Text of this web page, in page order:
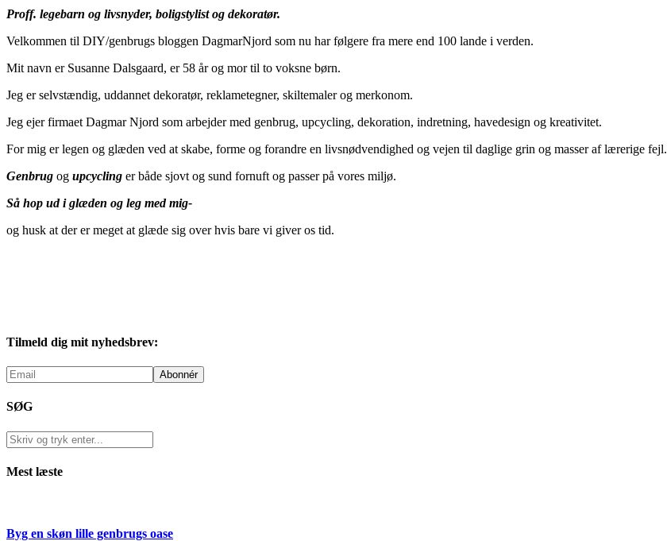
Proff. legebarn og livsnyder, boligstylist og dekoratør.
Velkommen til DIY/genbrugs bloggen DagmarNjord som nu har følgere fra mere end 100 lande i verden.
Mit navn er Susanne Dalsgaard, er 58 år og mor til to voksne børn.
Jeg er selvstændig, uddannet dekoratør, reklametegner, skiltemaler og merkonom.
Jeg ejer firmaet Dagmar Njord som arbejder med genbrug, upcycling, dekoration, indretning, havedesign og kreativitet.
For mig er legen og glæden ved at skabe, forme og forandre en livsnødvendighed og vejen til daglige grin og masser af lærerige fejl.
Genbrug og upcycling er både sjovt og sund fornuft og passer på vores miljø.
Så hop ud i glæden og leg med mig-
og husk at der er meget at glæde sig over hvis bare vi giver os tid.
Tilmeld dig mit nyhedsbrev:
SØG
Mest læste
Byg en skøn lille genbrugs oase